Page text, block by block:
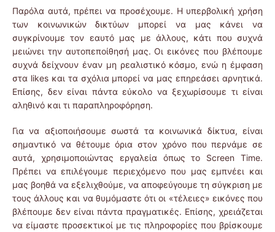
Παρόλα αυτά, πρέπει να προσέχουμε. Η υπερβολική χρήση
των κοινωνικών δικτύων μπορεί να μας κάνει να
συγκρίνουμε τον εαυτό μας με άλλους, κάτι που συχνά
μειώνει την αυτοπεποίθησή μας. Οι εικόνες που βλέπουμε
συχνά δείχνουν έναν μη ρεαλιστικό κόσμο, ενώ η έμφαση
στα likes και τα σχόλια μπορεί να μας επηρεάσει αρνητικά.
Επίσης, δεν είναι πάντα εύκολο να ξεχωρίσουμε τι είναι
αληθινό και τι παραπληροφόρηση.
Για να αξιοποιήσουμε σωστά τα κοινωνικά δίκτυα, είναι
σημαντικό να θέτουμε όρια στον χρόνο που περνάμε σε
αυτά, χρησιμοποιώντας εργαλεία όπως το Screen Time.
Πρέπει να επιλέγουμε περιεχόμενο που μας εμπνέει και
μας βοηθά να εξελιχθούμε, να αποφεύγουμε τη σύγκριση με
τους άλλους και να θυμόμαστε ότι οι «τέλειες» εικόνες που
βλέπουμε δεν είναι πάντα πραγματικές. Επίσης, χρειάζεται
να είμαστε προσεκτικοί με τις πληροφορίες που βρίσκουμε